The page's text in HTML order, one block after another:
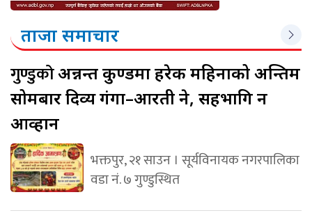
ताजा समाचार
गुण्डुकोअन्नन्त कुण्डमा हरेक महिनाको अन्तिम
सोमबार दिव्य गंगा–आरती हुने, सहभागि हुन
आव्हान
भक्तपुर, २१ साउन । सूर्यविनायक नगरपालिका
वडा नं. ७ गुण्डुस्थित